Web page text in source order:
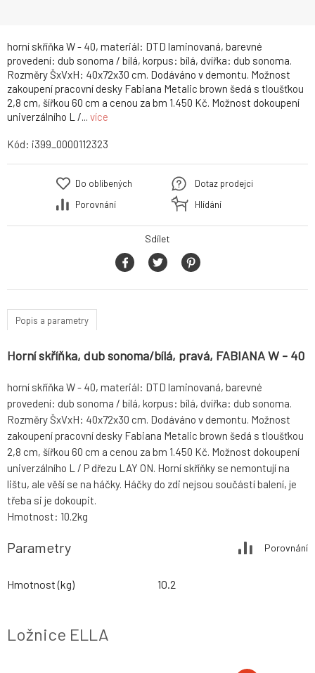
horní skříňka W - 40, materiál: DTD laminovaná, barevné
provedení: dub sonoma / bílá, korpus: bílá, dvířka: dub sonoma.
Rozměry ŠxVxH: 40x72x30 cm. Dodáváno v demontu. Možnost
zakoupení pracovní desky Fabiana Metalic brown šedá s tloušťkou
2,8 cm, šířkou 60 cm a cenou za bm 1.450 Kč. Možnost dokoupení
univerzálního L /... více
Kód: i399_0000112323
Do oblíbených
Porovnání
Dotaz prodejci
Hlídání
Sdílet
Popis a parametry
Horní skříňka, dub sonoma/bílá, pravá, FABIANA W - 40
horní skříňka W - 40, materiál: DTD laminovaná, barevné
provedení: dub sonoma / bílá, korpus: bílá, dvířka: dub sonoma.
Rozměry ŠxVxH: 40x72x30 cm. Dodáváno v demontu. Možnost
zakoupení pracovní desky Fabiana Metalic brown šedá s tloušťkou
2,8 cm, šířkou 60 cm a cenou za bm 1.450 Kč. Možnost dokoupení
univerzálního L / P dřezu LAY ON. Horní skříňky se nemontují na
lištu, ale věší se na háčky. Háčky do zdi nejsou součástí balení, je
třeba si je dokoupit.
Hmotnost: 10.2kg
Parametry Porovnání
Hmotnost (kg) 10.2
Ložnice ELLA